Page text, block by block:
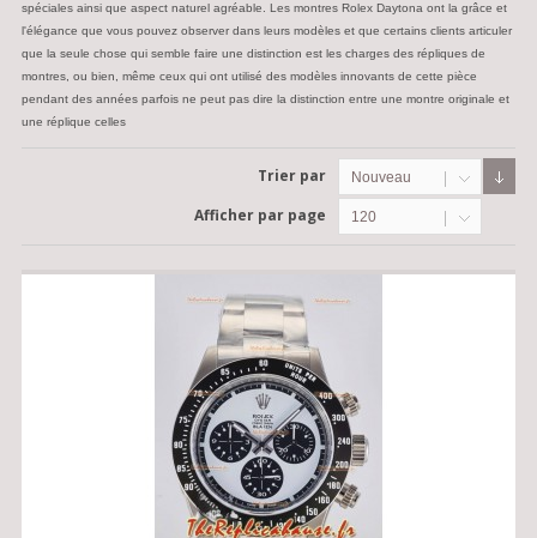
spéciales ainsi que aspect naturel agréable. Les montres Rolex Daytona ont la grâce et
l'élégance que vous pouvez observer dans leurs modèles et que certains clients articuler
que la seule chose qui semble faire une distinction est les charges des répliques de
montres, ou bien, même ceux qui ont utilisé des modèles innovants de cette pièce
pendant des années parfois ne peut pas dire la distinction entre une montre originale et
une réplique celles
Trier par Nouveau
Afficher par page 120